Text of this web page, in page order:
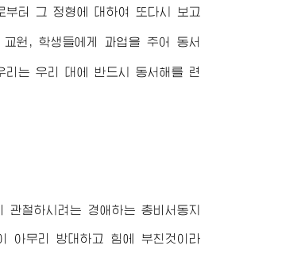
부터 그 정형에 대하여 또다시 보고
교원, 학생들에게 과업을 주어 동서
리는 우리 대에 반드시 동서해를 련
관철하시려는 경애하는 총비서동지
아무리 방대하고 힘에 부친것이라